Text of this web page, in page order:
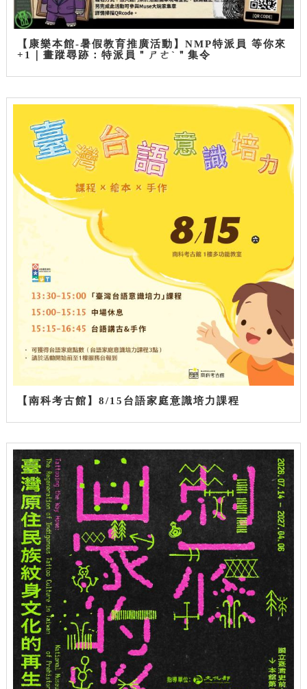
【康樂本館-暑假教育推廣活動】NMP特派員 等你來
+1｜畫蹤尋跡：特派員＂ㄕㄜˋ＂集令
【南科考古館】8/15台語家庭意識培力課程